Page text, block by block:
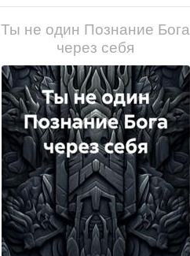
Ты не один Познание Бога
через себя